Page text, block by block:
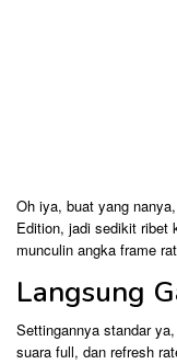
Oh iya, buat yang
Edition, jadi sedikit ribet
munculin angka frame
Langsung
Settingannya standar
suara full, dan refresh